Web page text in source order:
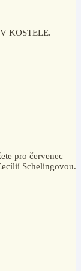
KOSTELE.
pro červenec
Schelingovou.